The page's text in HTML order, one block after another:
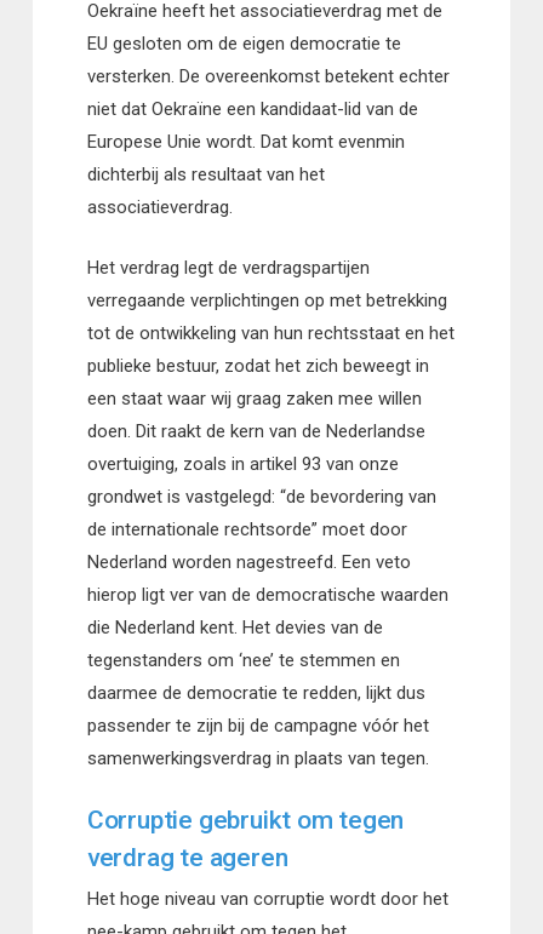
Oekraïne heeft het associatieverdrag met de
EU gesloten om de eigen democratie te
versterken. De overeenkomst betekent echter
niet dat Oekraïne een kandidaat-lid van de
Europese Unie wordt. Dat komt evenmin
dichterbij als resultaat van het
associatieverdrag.
Het verdrag legt de verdragspartijen
verregaande verplichtingen op met betrekking
tot de ontwikkeling van hun rechtsstaat en het
publieke bestuur, zodat het zich beweegt in
een staat waar wij graag zaken mee willen
doen. Dit raakt de kern van de Nederlandse
overtuiging, zoals in artikel 93 van onze
grondwet is vastgelegd: “de bevordering van
de internationale rechtsorde” moet door
Nederland worden nagestreefd. Een veto
hierop ligt ver van de democratische waarden
die Nederland kent. Het devies van de
tegenstanders om ‘nee’ te stemmen en
daarmee de democratie te redden, lijkt dus
passender te zijn bij de campagne vóór het
samenwerkingsverdrag in plaats van tegen.
Corruptie gebruikt om tegen
verdrag te ageren
Het hoge niveau van corruptie wordt door het